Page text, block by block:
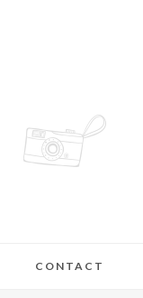
CONTACT